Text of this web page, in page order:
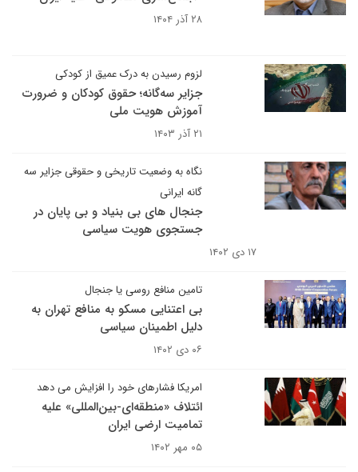
۲۸ آذر ۱۴۰۴
لزوم رسیدن به درک عمیق از کودکی
جزایر سه‌گانه؛ حقوق کودکان و ضرورت
آموزش هویت ملی
۲۱ آذر ۱۴۰۳
نگاه به وضعیت تاریخی و حقوقی جزایر سه
گانه ایرانی
جنجال های بی بنیاد و بی پایان در
جستجوی هویت سیاسی
۱۷ دی ۱۴۰۲
تامین منافع روسی یا جنجال
بی اعتنایی مسکو به منافع تهران به
دلیل اطمینان سیاسی
۰۶ دی ۱۴۰۲
امریکا فشارهای خود را افزایش می دهد
ائتلاف «منطقه‌ای-بین‌المللی» علیه
تمامیت ارضی ایران
۰۵ مهر ۱۴۰۲